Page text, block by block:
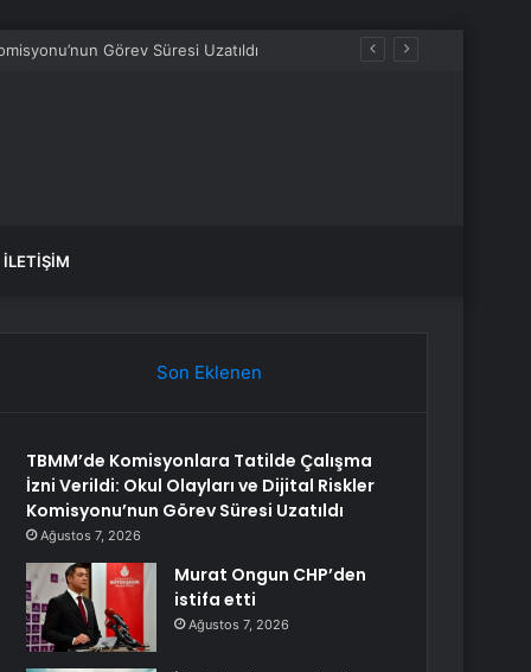
İLETIŞIM
Son Eklenen
TBMM’de Komisyonlara Tatilde Çalışma
İzni Verildi: Okul Olayları ve Dijital Riskler
Komisyonu’nun Görev Süresi Uzatıldı
Ağustos 7, 2026
Murat Ongun CHP’den
istifa etti
Ağustos 7, 2026